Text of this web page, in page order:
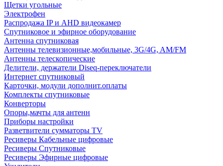
Щетки угольные
Электрофен
Распродажа IP и AHD видеокамер
Спутниковое и эфирное оборудование
Антенна спутниковая
Антенны телевизионные,мобильные, 3G/4G, AM/FM
Антенны телескопические
Делители, держатели Diseq-переключатели
Интернет спутниковый
Карточки, модули дополнит.оплаты
Комплекты спутниковые
Конверторы
Опоры,мачты для антенн
Приборы настройки
Разветвители сумматоры TV
Ресиверы Кабельные цифровые
Ресиверы Спутниковые
Ресиверы Эфирные цифровые